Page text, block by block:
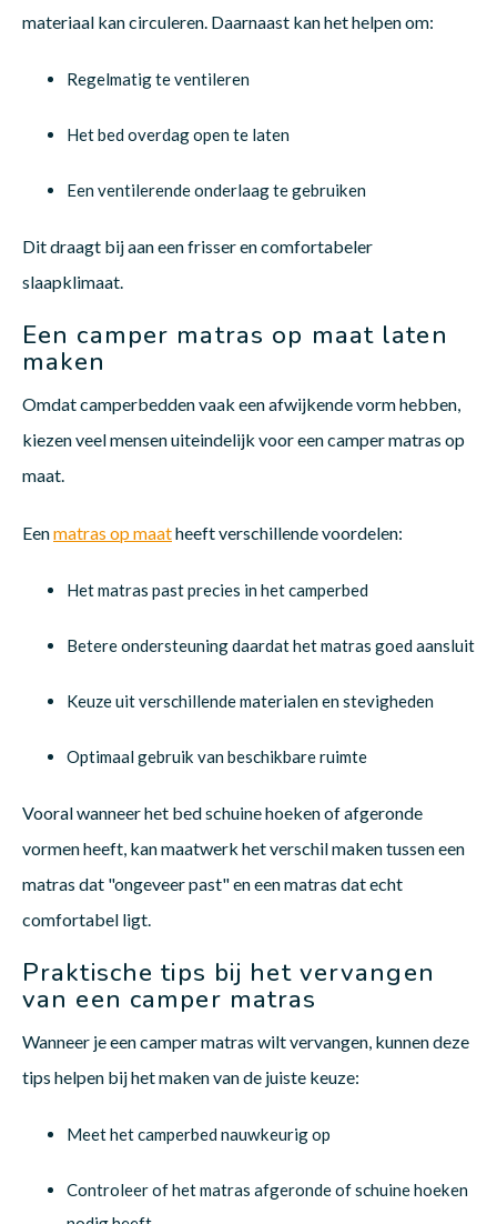
materiaal kan circuleren. Daarnaast kan het helpen om:
Regelmatig te ventileren
Het bed overdag open te laten
Een ventilerende onderlaag te gebruiken
Dit draagt bij aan een frisser en comfortabeler
slaapklimaat.
Een camper matras op maat laten
maken
Omdat camperbedden vaak een afwijkende vorm hebben,
kiezen veel mensen uiteindelijk voor een camper matras op
maat.
Eenmatras op maatheeft verschillende voordelen:
Het matras past precies in het camperbed
Betere ondersteuning daardat het matras goed aansluit
Keuze uit verschillende materialen en stevigheden
Optimaal gebruik van beschikbare ruimte
Vooral wanneer het bed schuine hoeken of afgeronde
vormen heeft, kan maatwerk het verschil maken tussen een
matras dat "ongeveer past" en een matras dat echt
comfortabel ligt.
Praktische tips bij het vervangen
van een camper matras
Wanneer je een camper matras wilt vervangen, kunnen deze
tips helpen bij het maken van de juiste keuze:
Meet het camperbed nauwkeurig op
Controleer of het matras afgeronde of schuine hoeken